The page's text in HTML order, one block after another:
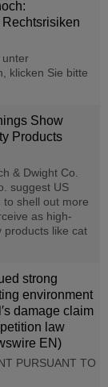
unter
klicken Sie bitte
Show
Products
& Dwight Co.
suggest US
to shell out more
as high-
products like cat
strong
environment
damage claim
law
EN)
PURSUANT TO